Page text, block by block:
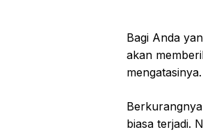
Bagi Anda
akan
mengatasinya.
biasa terjadi.